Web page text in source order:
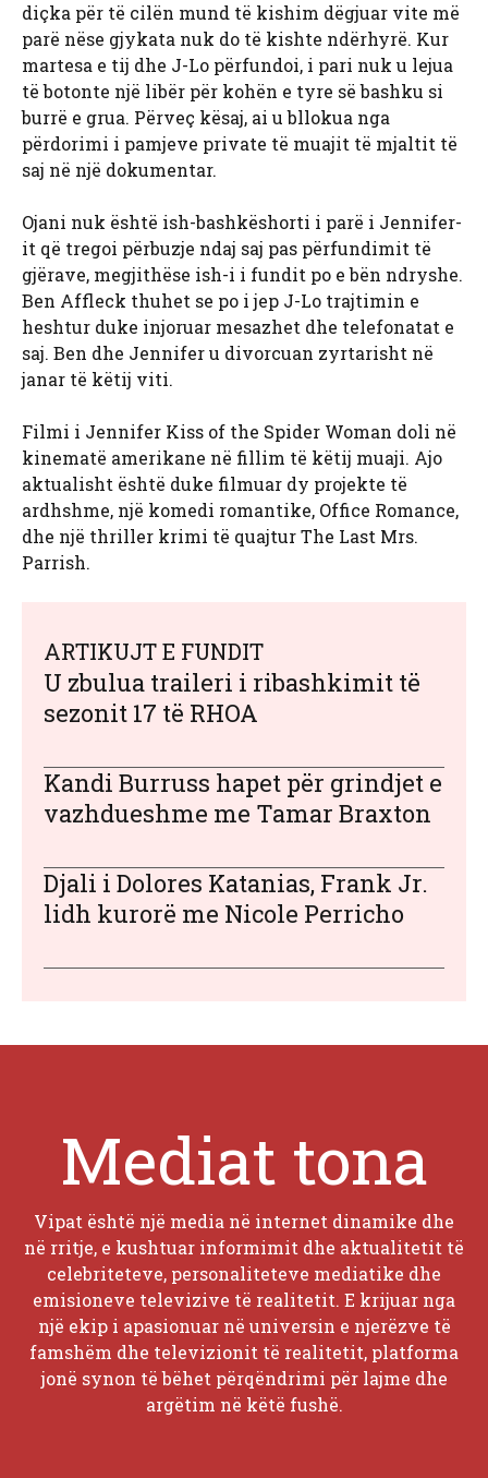
diçka për të cilën mund të kishim dëgjuar vite më
parë nëse gjykata nuk do të kishte ndërhyrë. Kur
martesa e tij dhe J-Lo përfundoi, i pari nuk u lejua
të botonte një libër për kohën e tyre së bashku si
burrë e grua. Përveç kësaj, ai u bllokua nga
përdorimi i pamjeve private të muajit të mjaltit të
saj në një dokumentar.
Ojani nuk është ish-bashkëshorti i parë i Jennifer-
it që tregoi përbuzje ndaj saj pas përfundimit të
gjërave, megjithëse ish-i i fundit po e bën ndryshe.
Ben Affleck thuhet se po i jep J-Lo trajtimin e
heshtur duke injoruar mesazhet dhe telefonatat e
saj. Ben dhe Jennifer u divorcuan zyrtarisht në
janar të këtij viti.
Filmi i Jennifer Kiss of the Spider Woman doli në
kinematë amerikane në fillim të këtij muaji. Ajo
aktualisht është duke filmuar dy projekte të
ardhshme, një komedi romantike, Office Romance,
dhe një thriller krimi të quajtur The Last Mrs.
Parrish.
ARTIKUJT E FUNDIT
U zbulua traileri i ribashkimit të
sezonit 17 të RHOA
Kandi Burruss hapet për grindjet e
vazhdueshme me Tamar Braxton
Djali i Dolores Katanias, Frank Jr.
lidh kurorë me Nicole Perricho
Mediat tona
Vipat është një media në internet dinamike dhe
në rritje, e kushtuar informimit dhe aktualitetit të
celebriteteve, personaliteteve mediatike dhe
emisioneve televizive të realitetit. E krijuar nga
një ekip i apasionuar në universin e njerëzve të
famshëm dhe televizionit të realitetit, platforma
jonë synon të bëhet përqëndrimi për lajme dhe
argëtim në këtë fushë.